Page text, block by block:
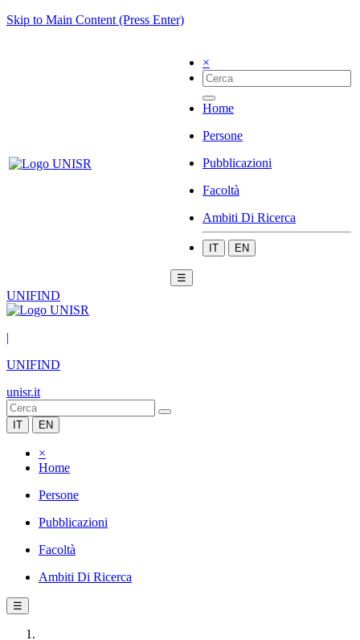
Skip to Main Content (Press Enter)
×
Home
Persone
Pubblicazioni
Facoltà
Ambiti Di Ricerca
IT EN
☰
UNIFIND
|
UNIFIND
unisr.it
IT EN
×
Home
Persone
Pubblicazioni
Facoltà
Ambiti Di Ricerca
☰